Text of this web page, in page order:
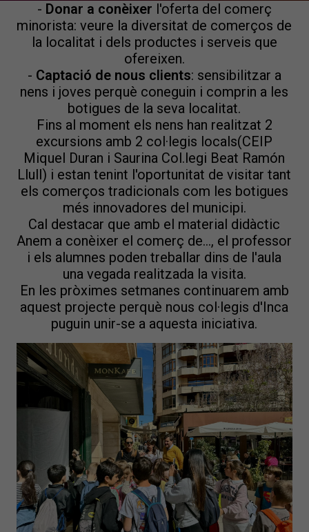
- Donar a conèixer l'oferta del comerç
minorista: veure la diversitat de comerços de
la localitat i dels productes i serveis que
ofereixen.
- Captació de nous clients: sensibilitzar a
nens i joves perquè coneguin i comprin a les
botigues de la seva localitat.
Fins al moment els nens han realitzat 2
excursions amb 2 col·legis locals(CEIP
Miquel Duran i Saurina Col.legi Beat Ramón
Llull) i estan tenint l'oportunitat de visitar tant
els comerços tradicionals com les botigues
més innovadores del municipi.
Cal destacar que amb el material didàctic
Anem a conèixer el comerç de..., el professor
i els alumnes poden treballar dins de l'aula
una vegada realitzada la visita.
En les pròximes setmanes continuarem amb
aquest projecte perquè nous col·legis d'Inca
puguin unir-se a aquesta iniciativa.